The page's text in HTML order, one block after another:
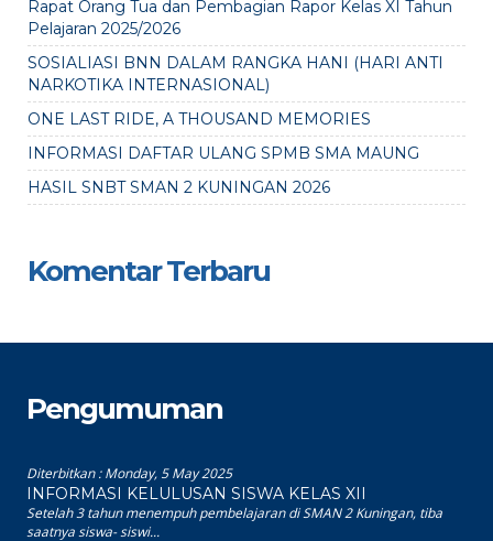
Rapat Orang Tua dan Pembagian Rapor Kelas XI Tahun
Pelajaran 2025/2026
SOSIALIASI BNN DALAM RANGKA HANI (HARI ANTI
NARKOTIKA INTERNASIONAL)
ONE LAST RIDE, A THOUSAND MEMORIES
INFORMASI DAFTAR ULANG SPMB SMA MAUNG
HASIL SNBT SMAN 2 KUNINGAN 2026
Komentar Terbaru
Pengumuman
Diterbitkan :Monday, 5 May 2025
INFORMASI KELULUSAN SISWA KELAS XII
Setelah 3 tahun menempuh pembelajaran di SMAN 2 Kuningan, tiba
saatnya siswa- siswi...